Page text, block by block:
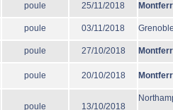
poule 25/11/2018
poule 03/11/2018
poule 27/10/2018
poule 20/10/2018
poule 13/10/2018